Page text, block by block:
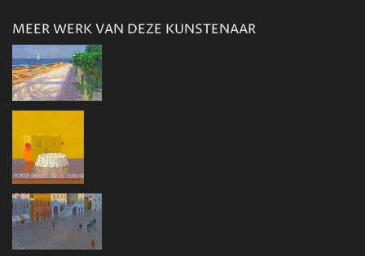
MEER WERK VAN DEZE KUNSTENAAR